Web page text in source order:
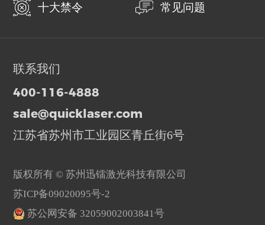
十大禁令 常见问题
联系我们
400-116-4888
sale@quicklaser.com
江苏省苏州市工业园区青丘街6号
版权所有 © 苏州迅镭激光科技有限公司
苏ICP备09020095号-2
苏公网安备 32059002003841号